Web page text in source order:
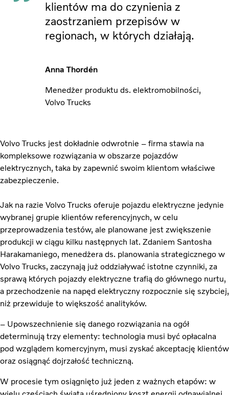
klientów ma do czynienia z
zaostrzaniem przepisów w
regionach, w których działają.
Anna Thordén
Menedżer produktu ds. elektromobilności,
Volvo Trucks
Volvo Trucks jest dokładnie odwrotnie – firma stawia na
kompleksowe rozwiązania w obszarze pojazdów
elektrycznych, taka by zapewnić swoim klientom właściwe
zabezpieczenie.
Jak na razie Volvo Trucks oferuje pojazdu elektryczne jedynie
wybranej grupie klientów referencyjnych, w celu
przeprowadzenia testów, ale planowane jest zwiększenie
produkcji w ciągu kilku następnych lat. Zdaniem Santosha
Harakamaniego, menedżera ds. planowania strategicznego w
Volvo Trucks, zaczynają już oddziaływać istotne czynniki, za
sprawą których pojazdy elektryczne trafią do głównego nurtu,
a przechodzenie na napęd elektryczny rozpocznie się szybciej,
niż przewiduje to większość analityków.
– Upowszechnienie się danego rozwiązania na ogół
determinują trzy elementy: technologia musi być opłacalna
pod wzglądem komercyjnym, musi zyskać akceptację klientów
oraz osiągnąć dojrzałość techniczną.
W procesie tym osiągnięto już jeden z ważnych etapów: w